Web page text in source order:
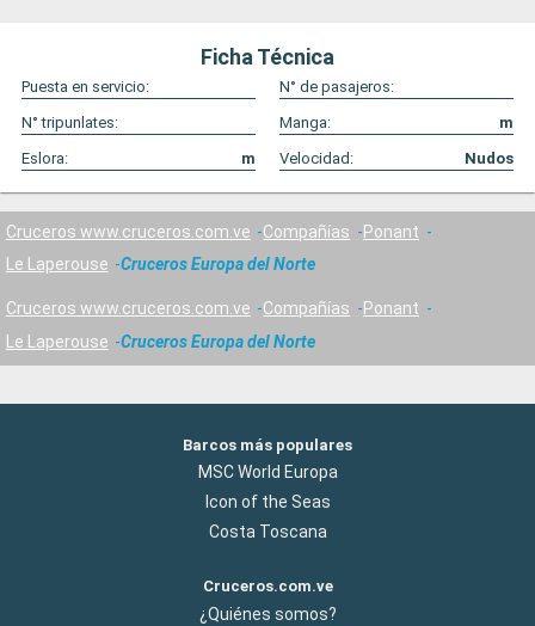
Ficha Técnica
Puesta en servicio:
N° de pasajeros:
N° tripunlates:
Manga:
m
Eslora:
m Velocidad: Nudos
Cruceros www.cruceros.com.ve Compañías
Ponant
Le Laperouse
Cruceros Europa del Norte
Cruceros www.cruceros.com.ve Compañías
Ponant
Le Laperouse
Cruceros Europa del Norte
Barcos más populares
MSC World Europa
Icon of the Seas
Costa Toscana
Cruceros.com.ve
¿Quiénes somos?